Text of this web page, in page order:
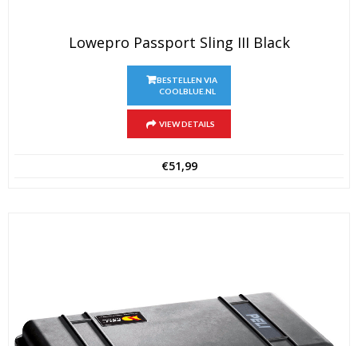
Lowepro Passport Sling III Black
BESTELLEN VIA
COOLBLUE.NL
VIEW DETAILS
€51,99